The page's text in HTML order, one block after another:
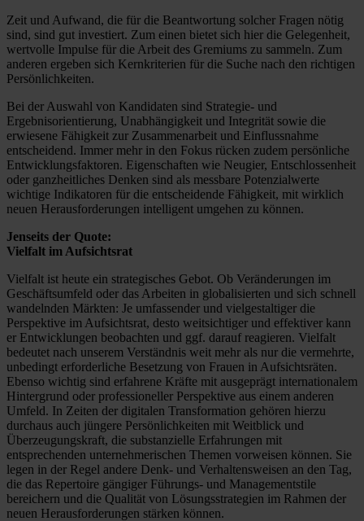
Zeit und Aufwand, die für die Beantwortung solcher Fragen nötig
sind, sind gut investiert. Zum einen bietet sich hier die Gelegenheit,
wertvolle Impulse für die Arbeit des Gremiums zu sammeln. Zum
anderen ergeben sich Kernkriterien für die Suche nach den richtigen
Persönlichkeiten.
Bei der Auswahl von Kandidaten sind Strategie- und
Ergebnisorientierung, Unabhängigkeit und Integrität sowie die
erwiesene Fähigkeit zur Zusammenarbeit und Einflussnahme
entscheidend. Immer mehr in den Fokus rücken zudem persönliche
Entwicklungsfaktoren. Eigenschaften wie Neugier, Entschlossenheit
oder ganzheitliches Denken sind als messbare Potenzialwerte
wichtige Indikatoren für die entscheidende Fähigkeit, mit wirklich
neuen Herausforderungen intelligent umgehen zu können.
Jenseits der Quote:
Vielfalt im Aufsichtsrat
Vielfalt ist heute ein strategisches Gebot. Ob Veränderungen im
Geschäftsumfeld oder das Arbeiten in globalisierten und sich schnell
wandelnden Märkten: Je umfassender und vielgestaltiger die
Perspektive im Aufsichtsrat, desto weitsichtiger und effektiver kann
er Entwicklungen beobachten und ggf. darauf reagieren. Vielfalt
bedeutet nach unserem Verständnis weit mehr als nur die vermehrte,
unbedingt erforderliche Besetzung von Frauen in Aufsichtsräten.
Ebenso wichtig sind erfahrene Kräfte mit ausgeprägt internationalem
Hintergrund oder professioneller Perspektive aus einem anderen
Umfeld. In Zeiten der digitalen Transformation gehören hierzu
durchaus auch jüngere Persönlichkeiten mit Weitblick und
Überzeugungskraft, die substanzielle Erfahrungen mit
entsprechenden unternehmerischen Themen vorweisen können. Sie
legen in der Regel andere Denk- und Verhaltensweisen an den Tag,
die das Repertoire gängiger Führungs- und Managementstile
bereichern und die Qualität von Lösungsstrategien im Rahmen der
neuen Herausforderungen stärken können.